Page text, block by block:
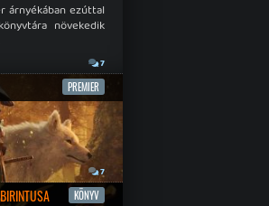
árnyékában ezúttal
növekedik
7
PREMIER
7
KÖNYV